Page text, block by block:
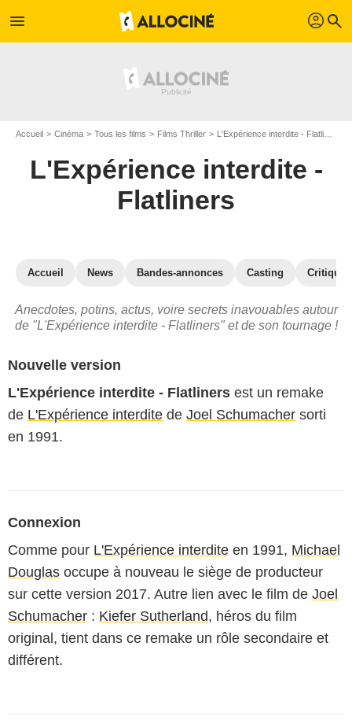
menu profil search
Accueil Cinéma Tous les films Films Thriller L'Expérience interdite - Flatliners
L'Expérience interdite -
Flatliners
Accueil News Bandes-annonces Casting
Anecdotes, potins, actus, voire secrets inavouables autour
de "L'Expérience interdite - Flatliners" et de son tournage !
Nouvelle version
L'Expérience interdite - Flatliners est un remake
de L'Expérience interdite de Joel Schumacher sorti
en 1991.
Connexion
Comme pour L'Expérience interdite en 1991, Michael
Douglas occupe à nouveau le siège de producteur
sur cette version 2017. Autre lien avec le film de Joel
Schumacher : Kiefer Sutherland, héros du film
original, tient dans ce remake un rôle secondaire et
différent.